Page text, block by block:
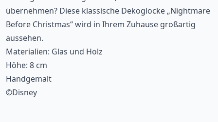
übernehmen? Diese klassische Dekoglocke „Nightmare
Before Christmas“ wird in Ihrem Zuhause großartig
aussehen.
Materialien: Glas und Holz
Höhe: 8 cm
Handgemalt
©Disney